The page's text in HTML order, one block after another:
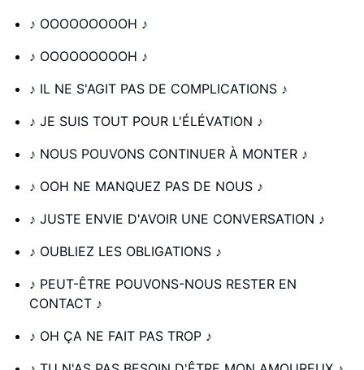
♪ OOOOOOOOOH ♪
♪ OOOOOOOOOH ♪
♪ IL NE S'AGIT PAS DE COMPLICATIONS ♪
♪ JE SUIS TOUT POUR L'ÉLÉVATION ♪
♪ NOUS POUVONS CONTINUER À MONTER ♪
♪ OOH NE MANQUEZ PAS DE NOUS ♪
♪ JUSTE ENVIE D'AVOIR UNE CONVERSATION ♪
♪ OUBLIEZ LES OBLIGATIONS ♪
♪ PEUT-ÊTRE POUVONS-NOUS RESTER EN
CONTACT ♪
♪ OH ÇA NE FAIT PAS TROP ♪